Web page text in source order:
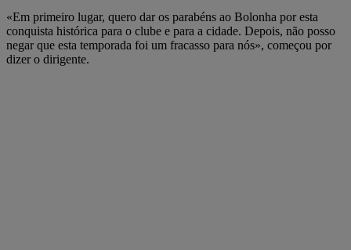
«Em primeiro lugar, quero dar os parabéns ao Bolonha por esta
conquista histórica para o clube e para a cidade. Depois, não posso
negar que esta temporada foi um fracasso para nós», começou por
dizer o dirigente.